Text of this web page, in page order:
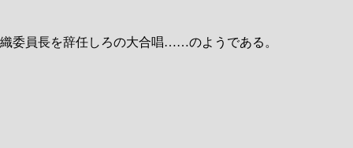
委員長を辞任しろの大合唱……のようである。